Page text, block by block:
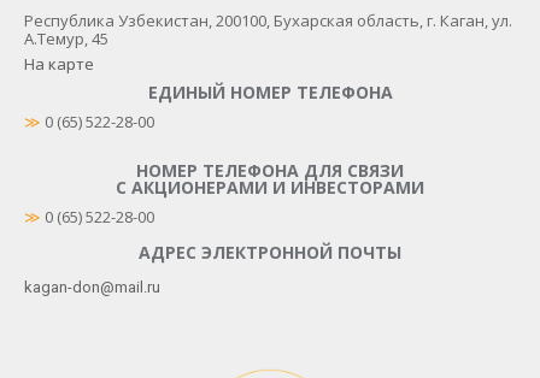
Республика Узбекистан, 200100​, Бухарская область, г. Каган, ул.
А.Темур, 45
На карте
ЕДИНЫЙ НОМЕР ТЕЛЕФОНА
≫ 0 (65) 522-28-00
НОМЕР ТЕЛЕФОНА ДЛЯ СВЯЗИ
С АКЦИОНЕРАМИ И ИНВЕСТОРАМИ
≫ 0 (65) 522-28-00
АДРЕС ЭЛЕКТРОННОЙ ПОЧТЫ
kagan-don@mail.ru